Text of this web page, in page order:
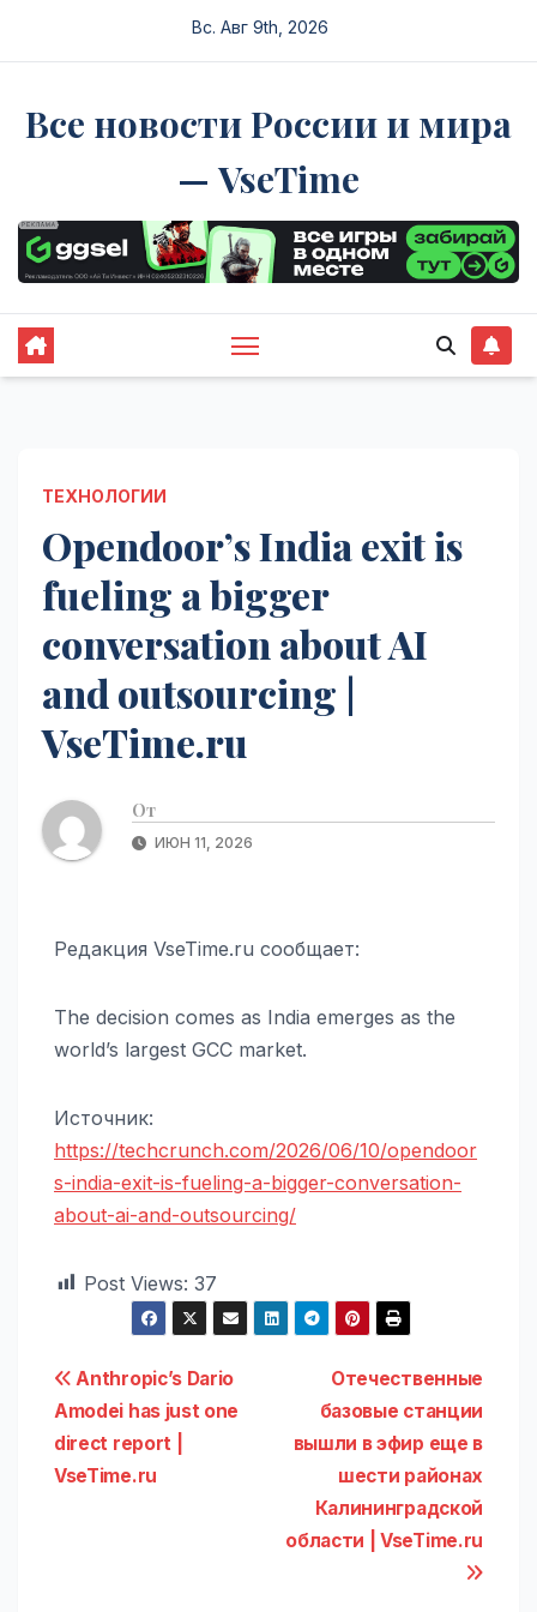
Вс. Авг 9th, 2026
Все новости России и мира
— VseTime
ТЕХНОЛОГИИ
Opendoor’s India exit is
fueling a bigger
conversation about AI
and outsourcing |
VseTime.ru
От
ИЮН 11, 2026
Редакция VseTime.ru сообщает:
The decision comes as India emerges as the
world’s largest GCC market.
Источник:
https://techcrunch.com/2026/06/10/opendoor
s-india-exit-is-fueling-a-bigger-conversation-
about-ai-and-outsourcing/
Post Views: 37
Навигация
по
записям
Отечественные
базовые станции
вышли в эфир еще в
шести районах
Калининградской
области | VseTime.ru
Anthropic’s Dario
Amodei has just one
direct report |
VseTime.ru